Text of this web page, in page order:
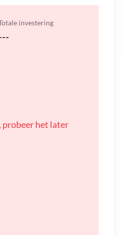
investering
probeer het later